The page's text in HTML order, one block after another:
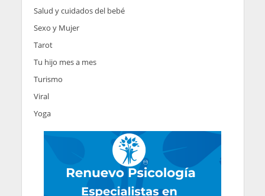
Salud y cuidados del bebé
Sexo y Mujer
Tarot
Tu hijo mes a mes
Turismo
Viral
Yoga